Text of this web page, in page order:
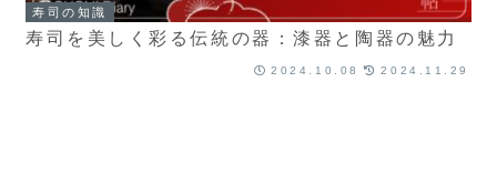
寿司の知識
寿司を美しく彩る伝統の器：漆器と陶器の魅力
2024.10.08 2024.11.29